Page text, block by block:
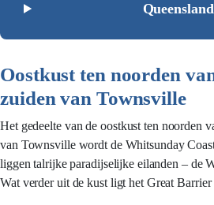
Queensland
Oostkust ten noorden
zuiden van Townsville
Het gedeelte van de oostkust ten noorden
van Townsville wordt de Whitsunday
liggen talrijke paradijselijke eilanden – de
Wat verder uit de kust ligt het Great Barrier